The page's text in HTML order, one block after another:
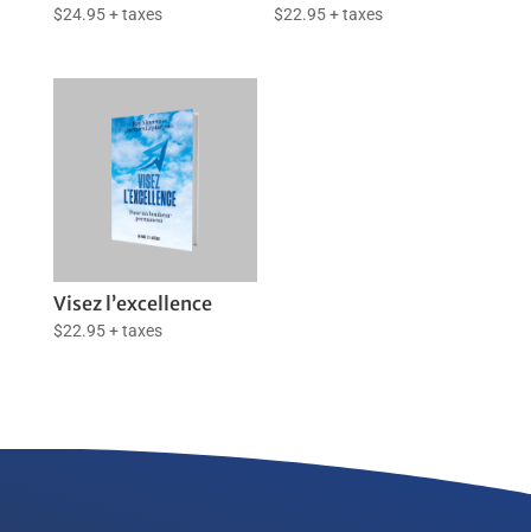
$24.95 + taxes $22.95+ taxes
Visez l’excellence
$22.95 + taxes